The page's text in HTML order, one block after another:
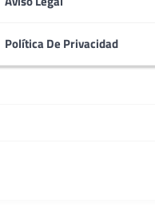
Política De Privacidad